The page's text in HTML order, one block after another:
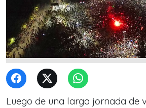
Luego de una larga jornada de